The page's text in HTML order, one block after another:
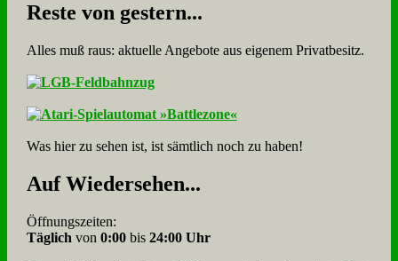
Re­ste von ge­stern...
Alles muß raus: aktuelle An­ge­bo­te aus eigenem Privatbesitz.
Was hier zu sehen ist, ist sämt­lich noch zu haben!
Auf Wie­der­se­hen...
Öffnungszeiten:
Täglich von 0:00bis 24:00 Uhr